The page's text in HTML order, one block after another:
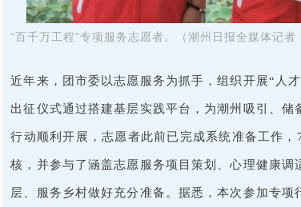
“百千万工程”专项服务志愿者。（潮州日报全媒体记者
近年来，团市委以志愿服务为抓手，组织开展“人
出征仪式通过搭建基层实践平台，为潮州吸引、
行动顺利开展，志愿者此前已完成系统准备工作
核，并参与了涵盖志愿服务项目策划、心理健康
层、服务乡村做好充分准备。据悉，本次参加专